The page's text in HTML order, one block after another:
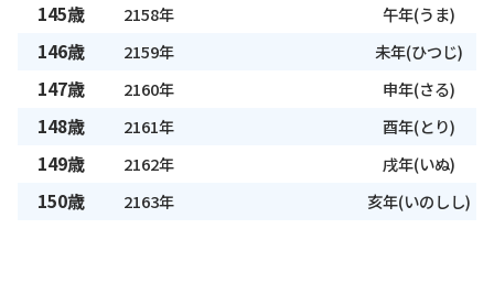
145歳 2158年 午年(うま)
146歳 2159年 未年(ひつじ)
147歳 2160年 申年(さる)
148歳 2161年 酉年(とり)
149歳 2162年 戌年(いぬ)
150歳 2163年 亥年(いのしし)